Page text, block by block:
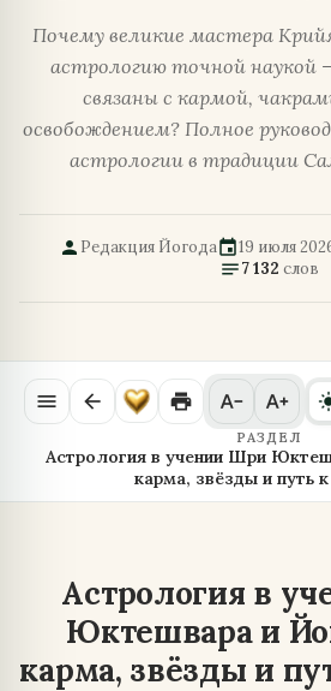
Почему великие мастера
астрологию точной наукой
связаны с кармой,
освобождением? Полное
астрологии в традиции
person Редакция Йогодаevent19 июля
notes7 132 слов
menu arrow_back
РАЗДЕЛ
Астрология в учении Шри
карма, звёзды и путь
print text_decrease text_increase
Астрология в
Юктешвара и
карма, звёзды и